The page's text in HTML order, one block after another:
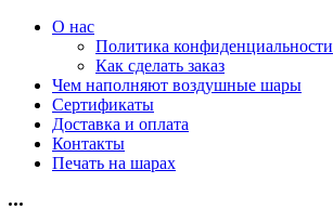
О нас
Политика конфиденциальности
Как сделать заказ
Чем наполняют воздушные шары
Сертификаты
Доставка и оплата
Контакты
Печать на шарах